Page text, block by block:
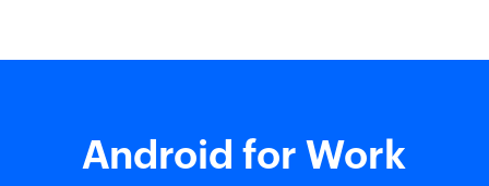
Android for Work